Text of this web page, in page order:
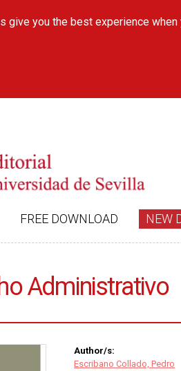
you the best experience
FREE DOWNLOAD NEW
Administrativo
Author/s:
Escribano Collado, Pedro